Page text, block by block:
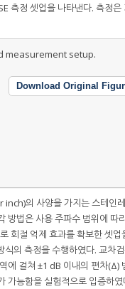
측정 셋업을 나타낸다. 측정은
measurement setup.
Download Original
의 사양을 가지는 스테인
방법은 사용 주파수 범위에 따
회절 억제 효과를 확보한 셋업
의 측정을 수행하였다. 교차
에 걸쳐 ±1 dB 이내의 편차(Δ)
가능함을 실험적으로 입증하였